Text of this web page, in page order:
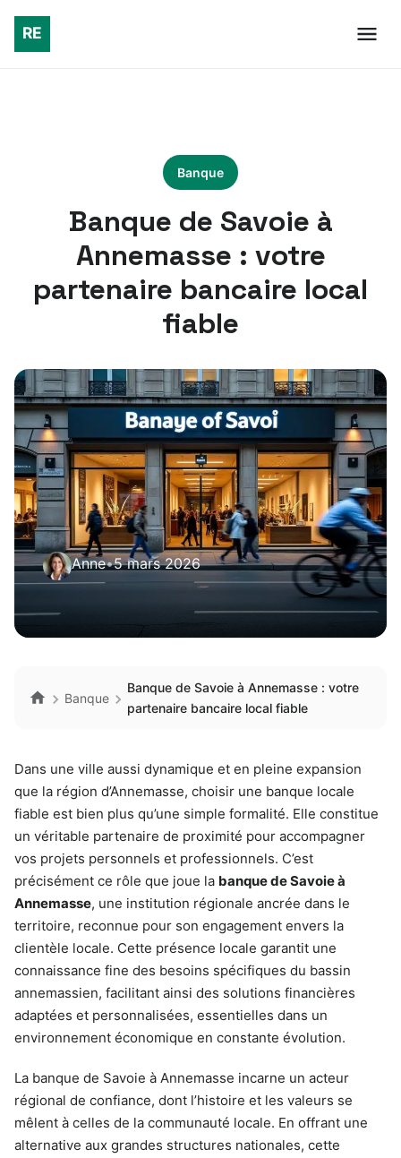
Banque
Banque de Savoie à
Annemasse : votre
partenaire bancaire local
fiable
Anne•5 mars 2026
Banque
Banque de Savoie à Annemasse : votre
partenaire bancaire local fiable
Dans une ville aussi dynamique et en pleine expansion
que la région d’Annemasse, choisir une banque locale
fiable est bien plus qu’une simple formalité. Elle constitue
un véritable partenaire de proximité pour accompagner
vos projets personnels et professionnels. C’est
précisément ce rôle que joue la banque de Savoie à
Annemasse, une institution régionale ancrée dans le
territoire, reconnue pour son engagement envers la
clientèle locale. Cette présence locale garantit une
connaissance fine des besoins spécifiques du bassin
annemassien, facilitant ainsi des solutions financières
adaptées et personnalisées, essentielles dans un
environnement économique en constante évolution.
La banque de Savoie à Annemasse incarne un acteur
régional de confiance, dont l’histoire et les valeurs se
mêlent à celles de la communauté locale. En offrant une
alternative aux grandes structures nationales, cette